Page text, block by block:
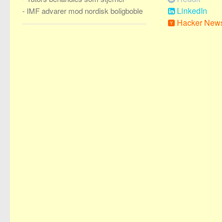
LinkedIn
Hacker
- IMF advarer mod nordisk boligboble